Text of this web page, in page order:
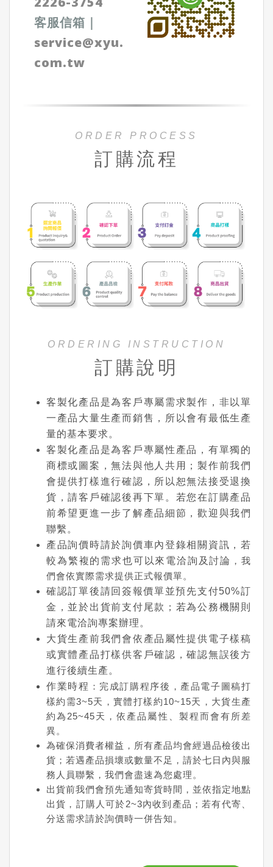
客服信箱 ｜
service@xyu.
com.tw
ORDER PROCESS
訂購流程
ORDERING INSTRUCTION
訂購說明
客製化產品是為客戶專屬需求製作，非以單
一產品大量生產而銷售，所以會有最低生產
量的基本要求。
客製化產品是為客戶專屬性產品，有單獨的
商標或圖案，無法與他人共用；製作前我們
會提供打樣進行確認，所以恕無法接受退換
貨，請客戶確認後再下單。若您在訂購產品
前希望更進一步了解產品細節，歡迎與我們
聯繫。
產品詢價時請於詢價車內登錄相關資訊，若
較為繁複的需求也可以來電洽詢及討論 ，我
們會依實際需求提供正式報價單。
確認訂單後請回簽報價單並預先支付50%訂
金，並於出貨前支付尾款；若為公務機關則
請來電洽詢專案辦理。
大貨生產前我們會依產品屬性提供電子樣稿
或實體產品打樣供客戶確認，確認無誤後方
進行後續生產。
作業時程 ：完成訂購程序後，產品電子圖稿打
樣約需3~5天，實體打樣約10~15天，大貨生產
約為25~45天，依產品屬性、製程而會有所差
異。
為確保消費者權益，所有產品均會經過品檢後出
貨；若遇產品損壞或數量不足，請於七日內與服
務人員聯繫，我們會盡速為您處理。
出貨前我們會預先通知寄貨時間，並依指定地點
出貨，訂購人可於2~3內收到產品；若有代寄、
分送需求請於詢價時一併告知。